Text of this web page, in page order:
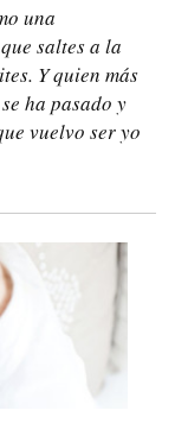
una
saltes a la
Y quien más
ha pasado y
vuelvo ser yo